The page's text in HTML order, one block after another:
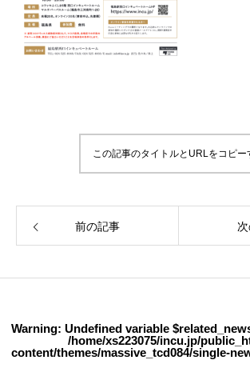
この記事のタイトルとURLをコピー
前の記事
Warning: Undefined variable
/home/xs223075/incu.jp/
content/themes/massive_tcd084/single-